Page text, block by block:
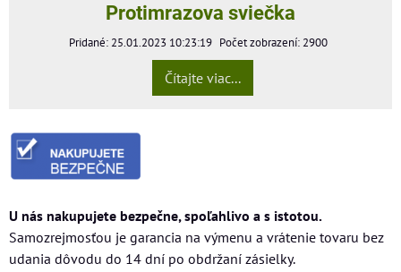
Protimrazova sviečka
Pridané: 25.01.2023 10:23:19 Počet zobrazení: 2900
Čítajte viac...
U nás nakupujete bezpečne, spoľahlivo a s istotou.
Samozrejmosťou je garancia na výmenu a vrátenie tovaru bez
udania dôvodu do 14 dní po obdržaní zásielky.